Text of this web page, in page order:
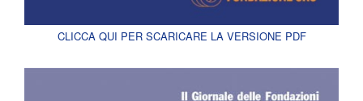
CLICCA QUI PER SCARICARE LA VERSIONE PDF